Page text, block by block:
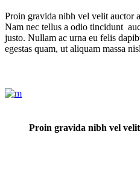
Proin gravida nibh vel velit auctor
Nam nec tellus a odio tincidunt
justo. Nullam ac urna eu felis
egestas quam, ut aliquam massa
Proin gravida nibh vel